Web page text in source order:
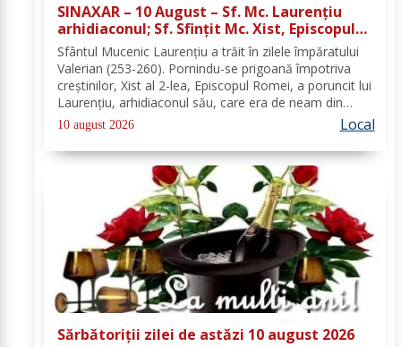
SINAXAR – 10 August – Sf. Mc. Laurenţiu
arhidiaconul; Sf. Sfinţit Mc. Xist, Episcopul
Romei
Sfântul Mucenic Laurenţiu a trăit în zilele împăratului
Valerian (253-260). Pornindu-se prigoană împotriva
creştinilor, Xist al 2-lea, Episcopul Romei, a poruncit lui
Laurenţiu, arhidiaconul său, care era de neam din
Spania, să chivernisească vistieria Bisericii şi să se
îngrijească de săraci....
10 august 2026 Local
Sărbătoriții zilei de astăzi 10 august 2026